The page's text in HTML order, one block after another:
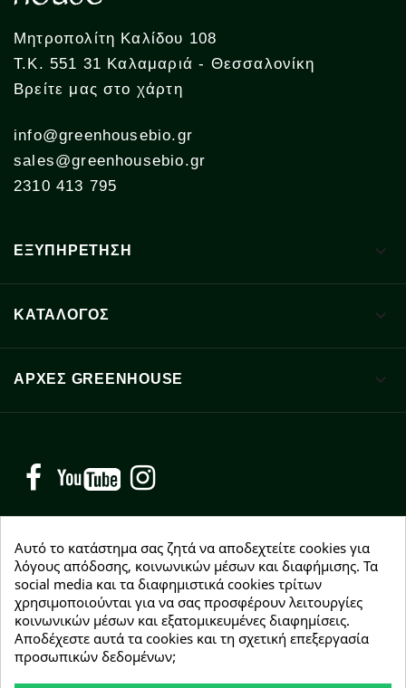
Μητροπολίτη Καλίδου 108
Τ.Κ. 551 31 Καλαμαριά - Θεσσαλονίκη
Βρείτε μας στο χάρτη
info@greenhousebio.gr
sales@greenhousebio.gr
2310 413 795
ΕΞΥΠΗΡΕΤΗΣΗ 
ΚΑΤΑΛΟΓΟΣ 
ΑΡΧΈΣ GREENHOUSE 
Facebook YouTube
NEWSLETTER
Εγγραφείτε δωρεάν και θα είστε οι πρώτοι που θα
λάβετε τα νέα μας γύρω από προσφορές, εκπτώσεις
και νέα προϊόντα.
Αυτό το κατάστημα σας ζητά να αποδεχτείτε cookies για
λόγους απόδοσης, κοινωνικών μέσων και διαφήμισης. Τα
social media και τα διαφημιστικά cookies τρίτων
χρησιμοποιούνται για να σας προσφέρουν λειτουργίες
κοινωνικών μέσων και εξατομικευμένες διαφημίσεις.
Αποδέχεστε αυτά τα cookies και τη σχετική επεξεργασία
προσωπικών δεδομένων;